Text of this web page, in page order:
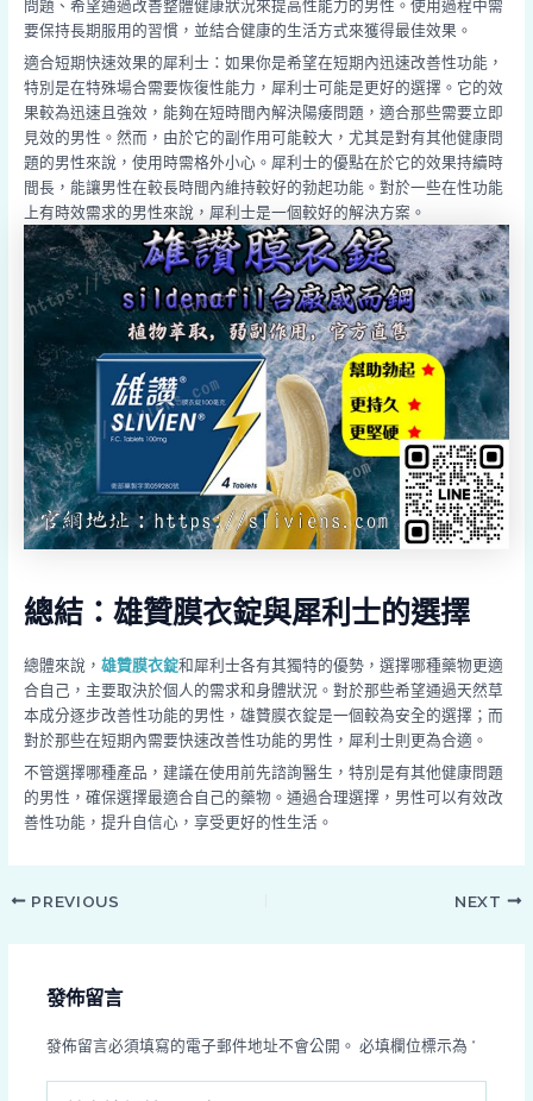
問題、希望通過改善整體健康狀況來提高性能力的男性。使用過程中需
要保持長期服用的習慣，並結合健康的生活方式來獲得最佳效果。
適合短期快速效果的犀利士：如果你是希望在短期內迅速改善性功能，
特別是在特殊場合需要恢復性能力，犀利士可能是更好的選擇。它的效
果較為迅速且強效，能夠在短時間內解決陽痿問題，適合那些需要立即
見效的男性。然而，由於它的副作用可能較大，尤其是對有其他健康問
題的男性來說，使用時需格外小心。犀利士的優點在於它的效果持續時
間長，能讓男性在較長時間內維持較好的勃起功能。對於一些在性功能
上有時效需求的男性來說，犀利士是一個較好的解決方案。
總結：雄贊膜衣錠與犀利士的選擇
總體來說， 雄贊膜衣錠和犀利士各有其獨特的優勢，選擇哪種藥物更適
合自己，主要取決於個人的需求和身體狀況。對於那些希望通過天然草
本成分逐步改善性功能的男性，雄贊膜衣錠是一個較為安全的選擇；而
對於那些在短期內需要快速改善性功能的男性，犀利士則更為合適。
不管選擇哪種產品，建議在使用前先諮詢醫生，特別是有其他健康問題
的男性，確保選擇最適合自己的藥物。通過合理選擇，男性可以有效改
善性功能，提升自信心，享受更好的性生活。
PREVIOUS NEXT
發佈留言
發佈留言必須填寫的電子郵件地址不會公開。 必填欄位標示為 *